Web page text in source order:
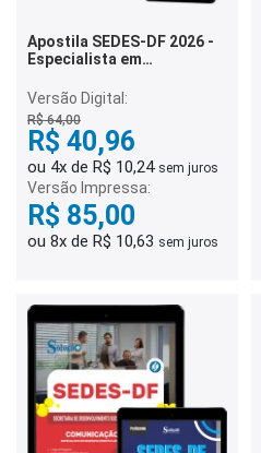
Apostila SEDES-DF 2026 -
Especialista em
Assistência Social (EDAS) -
Comunicação Social
Versão Digital:
R$ 64,00
R$ 40,96
ou 4x de R$ 10,24 sem juros
Versão Impressa:
R$ 85,00
ou 8x de R$ 10,63 sem juros